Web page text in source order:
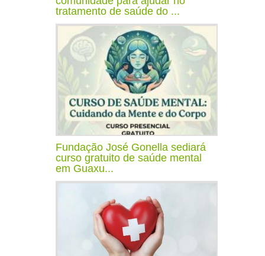
tratamento de saúde do ...
Fundação José Gonella sediará
curso gratuito de saúde mental
em Guaxu...